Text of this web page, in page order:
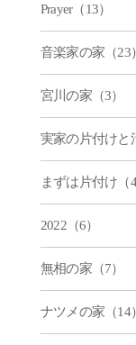
Prayer（13）
音楽家の家（23）
宮川の家（3）
実家の片付けと
まずは片付け（4
2022（6）
無相の家（7）
ナツメの家（14）